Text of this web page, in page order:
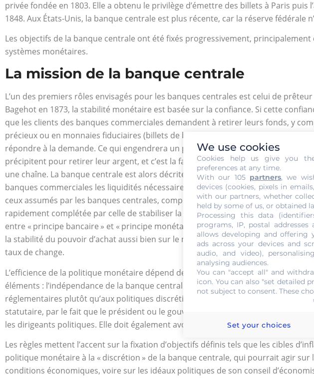
privée fondée en 1803. Elle a obtenu le privilège d’émettre des billets à Paris puis
1848. Aux États-Unis, la banque centrale est plus récente, car la réserve fédérale
Les objectifs de la banque centrale ont été fixés progressivement,
systèmes monétaires.
La mission de la banque centrale
L’un des premiers rôles envisagés pour les banques centrales est celui de
Bagehot en 1873, la stabilité monétaire est basée sur la confiance. Si cette
que les clients des banques commerciales demandent à retirer leurs fonds, y
précieux ou en monnaies fiduciaires (billets de banque). Si de nombreux clients le
répondre à la demande. Ce qui engendrera un phénomène de panique bancaire
précipitent pour retirer leur argent, et c’est la faillite de la banque qui peut
une chaîne. La banque centrale est alors décrite comme l’institution qui peut
banques commerciales les liquidités nécessaires pour répondre à la demande
ceux assumés par les banques centrales, comporte le risque de générer un aléa
rapidement complétée par celle de stabiliser la valeur de la monnaie. Cette
entre « principe bancaire » et « principe monétaire », pousse la banque centrale
la stabilité du pouvoir d’achat aussi bien sur le marché intérieur qu’extérieur du
taux de change.
L’efficience de la politique monétaire dépend de la crédibilité des banques
éléments : l’indépendance de la banque centrale vis-à-vis du pouvoir politique et
réglementaires plutôt qu’aux politiques discrétionnaires. La banque centrale est
statutaire, par le fait que le président ou le gouverneur de cette banque centrale
les dirigeants politiques. Elle doit également avoir une indépendance financière.
Les règles mettent l’accent sur la fixation d’objectifs définis tels que les cibles
politique monétaire à la « discrétion » de la banque centrale, qui pourrait agir sur
conditions économiques, voire sur les idéaux politiques de son conseil
We use cookies
Cookies help us give you
preferences at any time.
With our 105 partners, we
devices (cookies, pixels in
with our partners, whether
held by some of us, or obtained
Processing this data
programs, IP, postal addresses
allows developing and offering
ads across your devices and
audio, and video),
analysing audiences.
You can "accept all" and
icon. You can also "set detailed
not subject to consent. These
Set your choices